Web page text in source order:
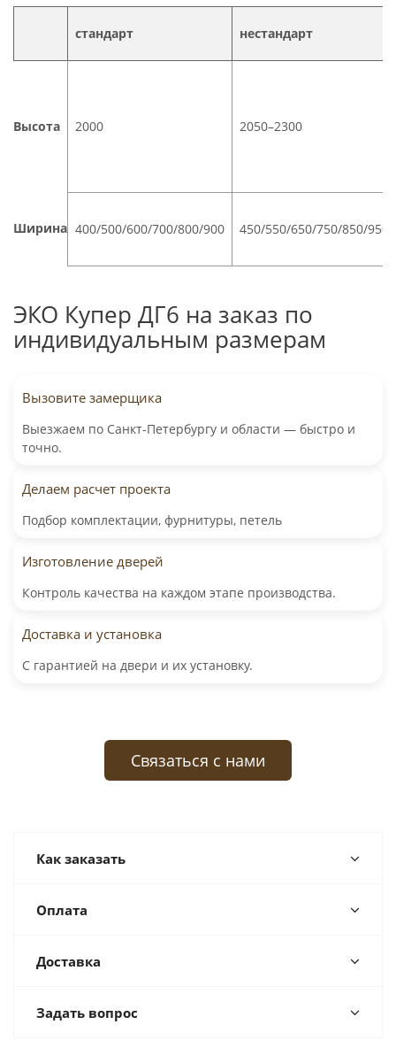
отопления в зимний период.
только при наличии качественного защитного
массив может начать деформироваться.
стандарт нестандарт
Высота 2000 2050–2300
Ширина 400/500/600/700/800/900 450/550/650/750/850/950
ЭКО Купер ДГ6 на заказ по
индивидуальным размерам
Вызовите замерщика
Выезжаем по Санкт-Петербургу и области — быстро и
точно.
Делаем расчет проекта
Подбор комплектации, фурнитуры, петель
Изготовление дверей
Контроль качества на каждом этапе производства.
Доставка и установка
С гарантией на двери и их установку.
Связаться с нами
Как заказать
Оплата
Доставка
Задать вопрос